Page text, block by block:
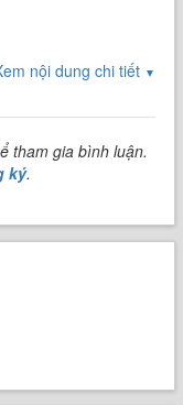
nội dung chi tiết ▼
tham gia bình luận.
ký.